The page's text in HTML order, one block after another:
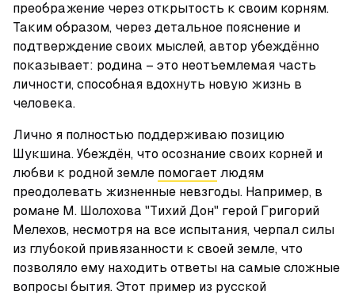
преображение через открытость к своим корням.
Таким образом, через детальное пояснение и
подтверждение своих мыслей, автор убеждённо
показывает: родина – это неотъемлемая часть
личности, способная вдохнуть новую жизнь в
человека.
Лично я полностью поддерживаю позицию
Шукшина. Убеждён, что осознание своих корней и
любви к родной земле помогает людям
преодолевать жизненные невзгоды. Например, в
романе М. Шолохова "Тихий Дон" герой Григорий
Мелехов, несмотря на все испытания, черпал силы
из глубокой привязанности к своей земле, что
позволяло ему находить ответы на самые сложные
вопросы бытия. Этот пример из русской